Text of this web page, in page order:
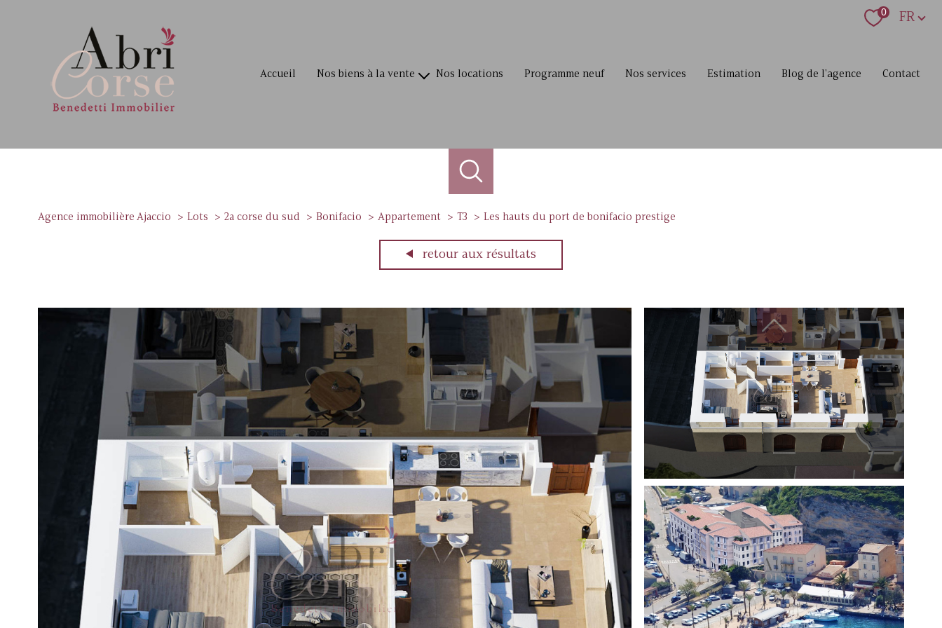
0 Langue
FR
accueil nos biens à la vente nos locations programme neuf nos services estimation blog de l'agence contact
Agence immobilière Ajaccio Lots 2a corse du sud Bonifacio Appartement T3 Les hauts du port de bonifacio prestige
retour aux résultats